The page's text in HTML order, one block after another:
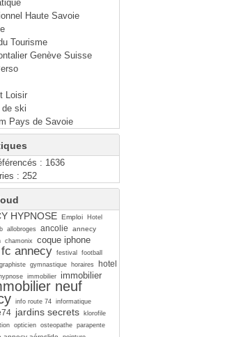
Haute Savoie
Tourisme
Genève Suisse
Loisir
ski
Pays de Savoie
: 1636
: 252
HYPNOSE Emploi
Hotel
allobroges ancolie annecy
chamonix coque iphone
fc annecy festival
football
graphiste gymnastique horaires
hotel
hypnose immobilier immobilier
neuf
info route 74 informatique
jardins secrets
klorofile
opticien osteopathe parapente